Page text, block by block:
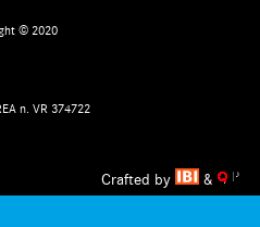
© 2020
n. VR 374722
Crafted by &